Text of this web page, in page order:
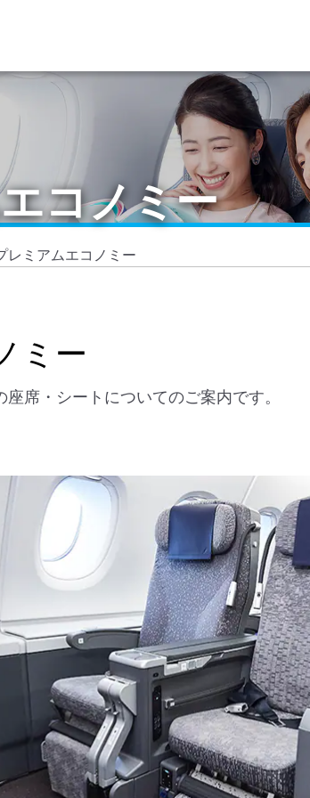
コノミー
レミアムエコノミー
ミー
席・シートについてのご案内です。